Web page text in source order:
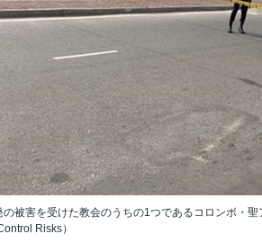
の被害を受けた教会のうちの1つであるコロンボ・
Risks）